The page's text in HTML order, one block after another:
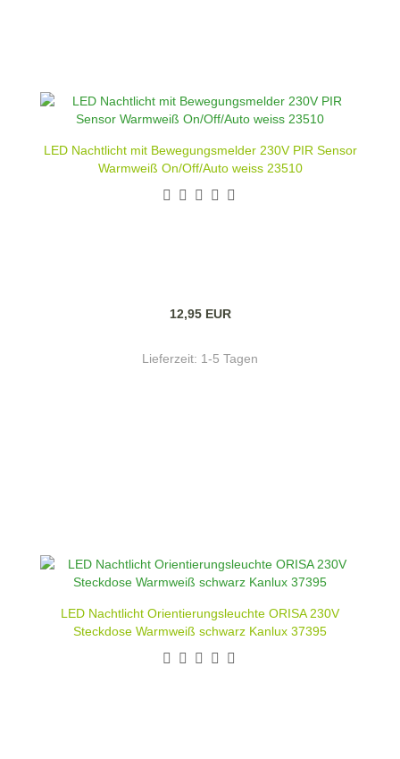
LED Nachtlicht mit Bewegungsmelder 230V PIR Sensor
Warmweiß On/Off/Auto weiss 23510
12,95 EUR
Lieferzeit: 1-5 Tagen
LED Nachtlicht Orientierungsleuchte ORISA 230V
Steckdose Warmweiß schwarz Kanlux 37395